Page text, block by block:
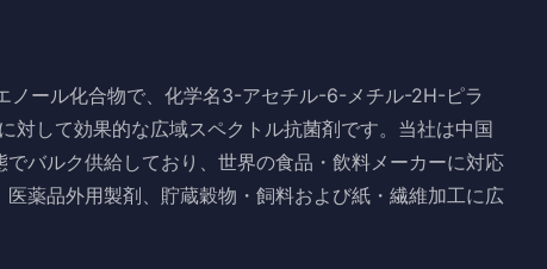
ノール化合物で、化学名3-アセチル-6-メチル-2H-ピラ
して効果的な広域スペクトル抗菌剤です。当社は中国
バルク供給しており、世界の食品・飲料メーカーに対応
薬品外用製剤、貯蔵穀物・飼料および紙・繊維加工に広